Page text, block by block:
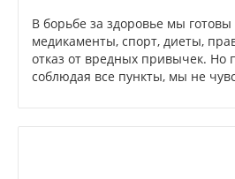
В борьбе за здоровье мы
медикаменты, спорт, диеты,
отказ от вредных привычек. Но
соблюдая все пункты, мы не